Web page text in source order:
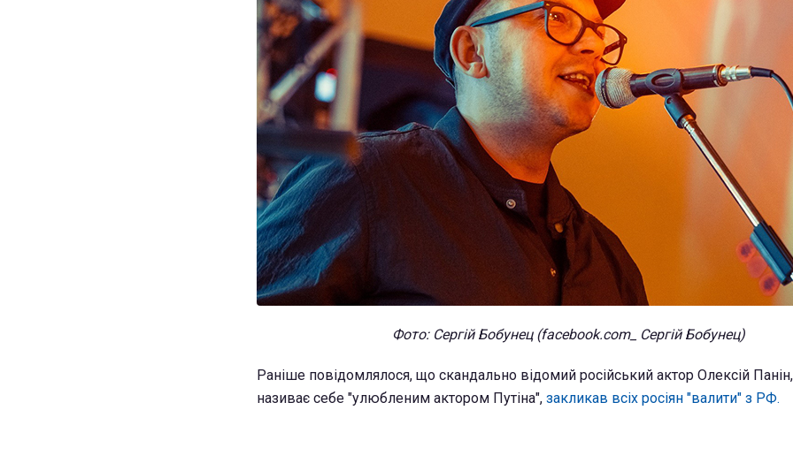
Фото: Сергій Бобунец (facebook.com_ Сергій Бобунец)
Раніше повідомлялося, що скандально відомий російський актор Олексій
називає себе "улюбленим актором Путіна", закликав всіх росіян "валити" з РФ.